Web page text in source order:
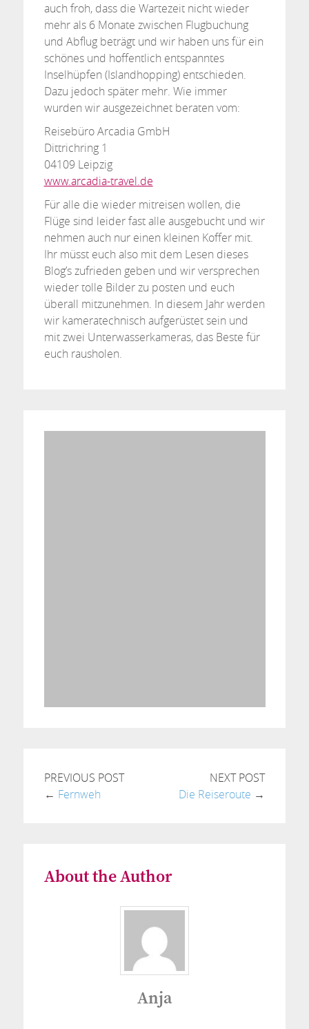
auch froh, dass die Wartezeit nicht wieder
mehr als 6 Monate zwischen Flugbuchung
und Abflug beträgt und wir haben uns für ein
schönes und hoffentlich entspanntes
Inselhüpfen (Islandhopping) entschieden.
Dazu jedoch später mehr. Wie immer
wurden wir ausgezeichnet beraten vom:
Reisebüro Arcadia GmbH
Dittrichring 1
04109 Leipzig
www.arcadia-travel.de
Für alle die wieder mitreisen wollen, die
Flüge sind leider fast alle ausgebucht und wir
nehmen auch nur einen kleinen Koffer mit.
Ihr müsst euch also mit dem Lesen dieses
Blog’s zufrieden geben und wir versprechen
wieder tolle Bilder zu posten und euch
überall mitzunehmen. In diesem Jahr werden
wir kameratechnisch aufgerüstet sein und
mit zwei Unterwasserkameras, das Beste für
euch rausholen.
PREVIOUS POST
← Fernweh
NEXT POST
Die Reiseroute →
About the Author
Anja